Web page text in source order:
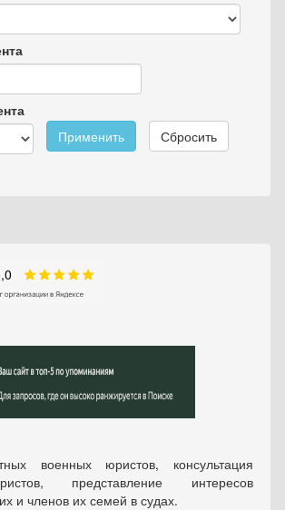
Применить
Сбросить
военных юристов, консультация
представление интересов
и членов их семей в судах.